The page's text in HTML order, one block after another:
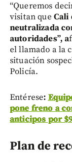
“Queremos
visitan que Cali
neutralizada
autoridades”, a
el llamado a la
situación
Policía.
Entérese:
pone freno a
anticipos por
Plan de